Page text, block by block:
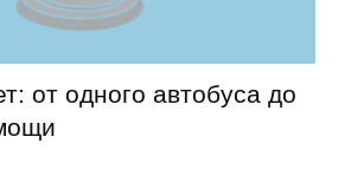
от одного автобуса до